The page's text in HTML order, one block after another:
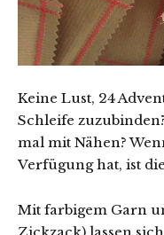
Keine Lust, 24
Schleife
mal mit Nähen?
Verfügung hat, ist
Mit farbigem Garn
Zickzack) lassen